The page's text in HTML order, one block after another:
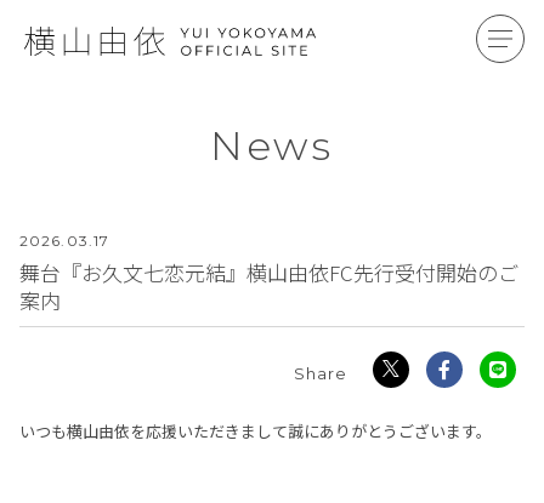
News
2026. 03.17
舞台『お久文七恋元結』横山由依FC先行受付開始のご
案内
いつも横山由依を応援いただきまして誠にありがとうございます。